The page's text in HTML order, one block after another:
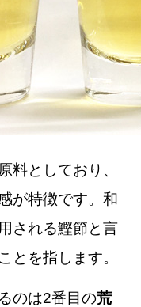
料としており、
が特徴です。和
される鰹節と言
とを指します。
のは2番目の荒